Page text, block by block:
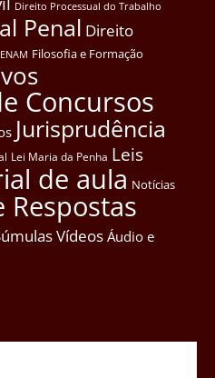
Direito Processual do Trabalho
Penal Direito
ENAM Filosofia e Formação
Concursos
Jurisprudência
Lei Maria da Penha Leis
de aula Notícias
Respostas
Vídeos Áudio e